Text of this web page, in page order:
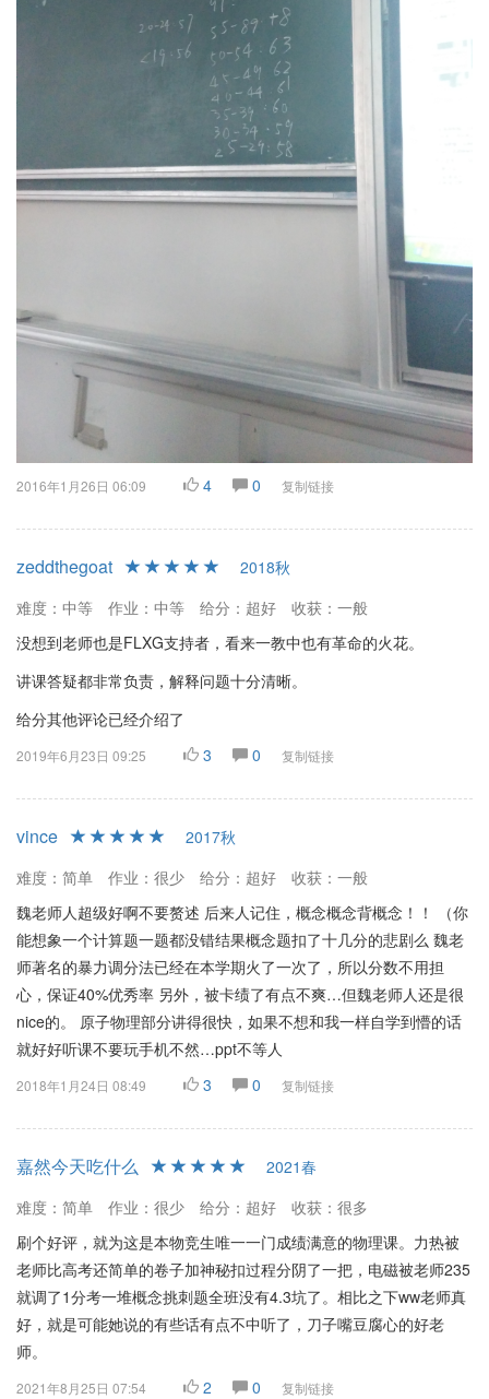
2016年1月26日 06:09 4 0 复制链接
zeddthegoat
2018秋
难度：中等
作业：中等 给分：超好
收获：一般
没想到老师也是FLXG支持者，看来一教中也有革命的火花。
讲课答疑都非常负责，解释问题十分清晰。
给分其他评论已经介绍了
2019年6月23日 09:25 3 0 复制链接
vince
2017秋
难度：简单
作业：很少 给分：超好
收获：一般
魏老师人超级好啊不要赘述 后来人记住，概念概念背概念！！ （你
能想象一个计算题一题都没错结果概念题扣了十几分的悲剧么 魏老
师著名的暴力调分法已经在本学期火了一次了，所以分数不用担
心，保证40%优秀率 另外，被卡绩了有点不爽…但魏老师人还是很
nice的。 原子物理部分讲得很快，如果不想和我一样自学到懵的话
就好好听课不要玩手机不然…ppt不等人
2018年1月24日 08:49 3 0 复制链接
嘉然今天吃什么
2021春
难度：简单
作业：很少 给分：超好
收获：很多
刷个好评，就为这是本物竞生唯一一门成绩满意的物理课。力热被
老师比高考还简单的卷子加神秘扣过程分阴了一把，电磁被老师235
就调了1分考一堆概念挑刺题全班没有4.3坑了。相比之下ww老师真
好，就是可能她说的有些话有点不中听了，刀子嘴豆腐心的好老
师。
2021年8月25日 07:54 2 0 复制链接